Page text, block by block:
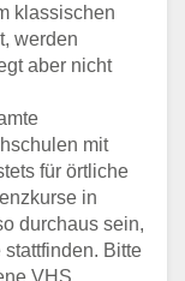
klassischen
werden
aber nicht
mit
für örtliche
in
durchaus sein,
Bitte
VHS